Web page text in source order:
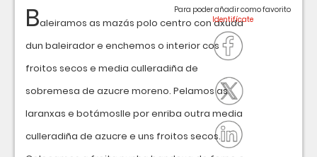
Baleiramos as mazás polo centro con axuda
dun baleirador e enchemos o interior cos
froitos secos e media culleradiña de
sobremesa de azucre moreno. Pelamos as
laranxas e botámoslle por enriba outra media
culleradiña de azucre e uns froitos secos.
Para poder añadir como favorito